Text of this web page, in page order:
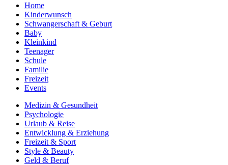
Home
Kinderwunsch
Schwangerschaft & Geburt
Baby
Kleinkind
Teenager
Schule
Familie
Freizeit
Events
Medizin & Gesundheit
Psychologie
Urlaub & Reise
Entwicklung & Erziehung
Freizeit & Sport
Style & Beauty
Geld & Beruf